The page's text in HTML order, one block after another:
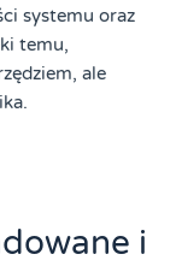
systemu oraz
temu,
ale
i